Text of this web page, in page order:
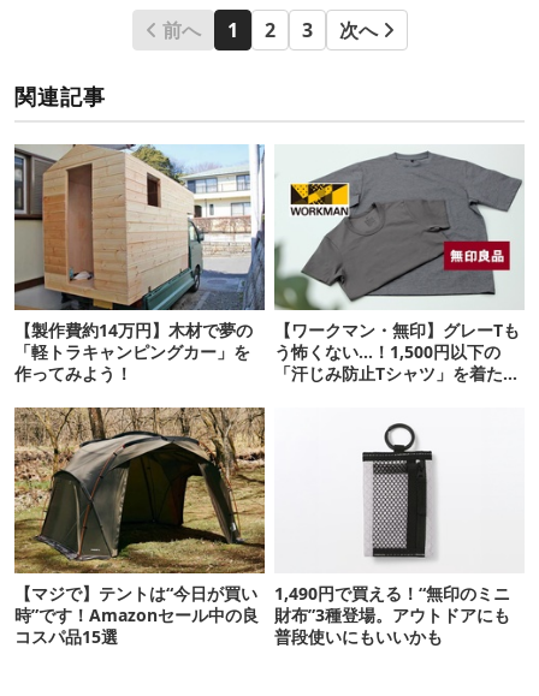
前へ 1 2 3 次へ
関連記事
【製作費約14万円】木材で夢の
「軽トラキャンピングカー」を
作ってみよう！
【ワークマン・無印】グレーTも
う怖くない…！1,500円以下の
「汗じみ防止Tシャツ」を着たら
【マジで】テントは“今日が買い
時”です！Amazonセール中の良
コスパ品15選
1,490円で買える！“無印のミニ
財布”3種登場。アウトドアにも
普段使いにもいいかも